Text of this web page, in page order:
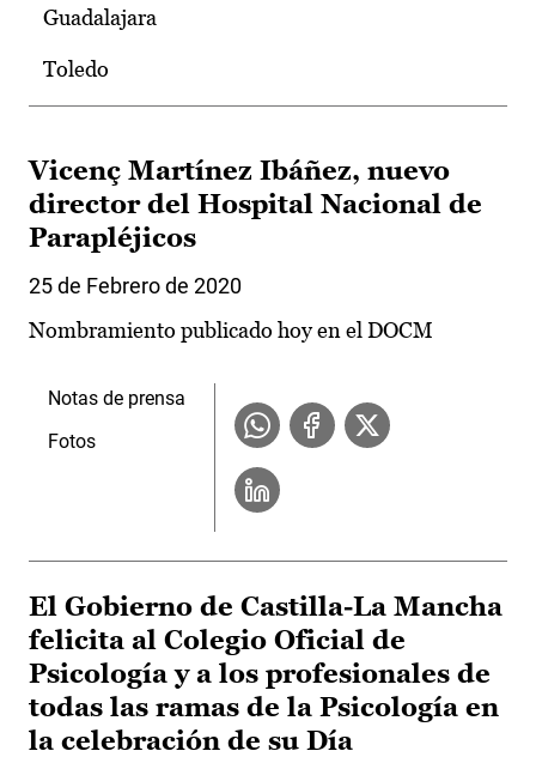
Guadalajara
Toledo
Vicenç Martínez Ibáñez, nuevo
director del Hospital Nacional de
Parapléjicos
25 de Febrero de 2020
Nombramiento publicado hoy en el DOCM
Notas de prensa
Fotos
El Gobierno de Castilla-La Mancha
felicita al Colegio Oficial de
Psicología y a los profesionales de
todas las ramas de la Psicología en
la celebración de su Día